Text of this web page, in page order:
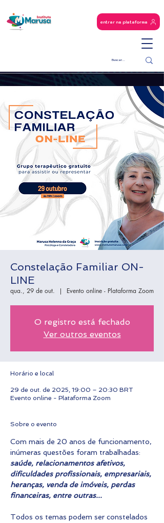
entrar na plataforma
Constelação Familiar ON-
LINE
qua., 29 de out.
  |
Evento online - Plataforma Zoom
O registro está fechado
Ver outros eventos
Horário e local
29 de out. de 2025, 19:00 – 20:30 BRT
Evento online - Plataforma Zoom
Sobre o evento
Com mais de 20 anos de funcionamento,
inúmeras questões foram trabalhadas:
saúde, relacionamentos afetivos,
dificuldades profissionais, empresariais,
heranças, venda de imóveis, perdas
financeiras, entre outras...
Todos os temas podem ser constelados